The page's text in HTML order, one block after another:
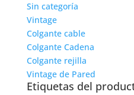
Sin categoría
Vintage
Colgante cable
Colgante Cadena
Colgante rejilla
Vintage de Pared
Etiquetas del